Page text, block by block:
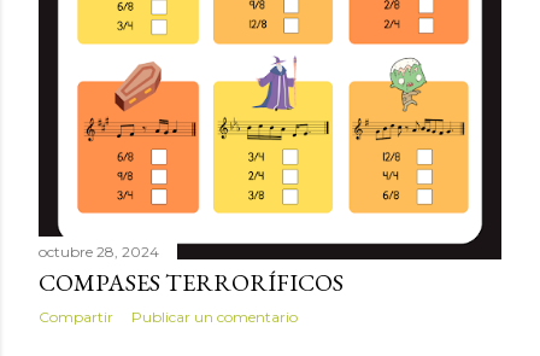
octubre 28, 2024
COMPASES TERRORÍFICOS
Compartir Publicar un comentario